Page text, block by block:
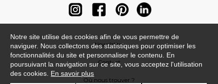
Newsletter
Contact
Où nous trouver ?
Notre site utilise des cookies afin de vous permettre de
naviguer. Nous collectons des statistiques pour optimiser les
fonctionnalités du site et personnaliser le contenu. En
poursuivant la navigation sur ce site, vous acceptez l'utilisation
des cookies. En savoir plus